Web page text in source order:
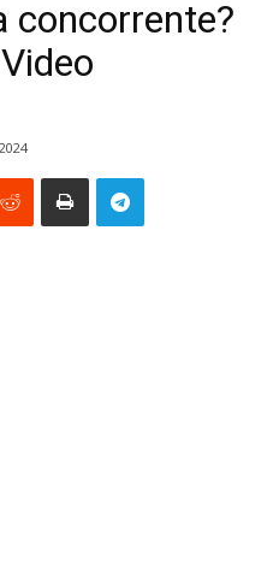
concorrente?